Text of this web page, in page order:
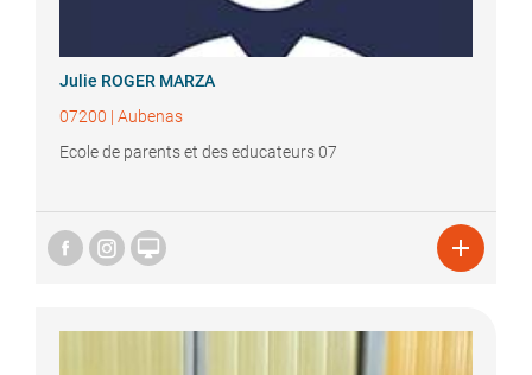
Julie ROGER MARZA
07200 | Aubenas
Ecole de parents et des educateurs 07
 